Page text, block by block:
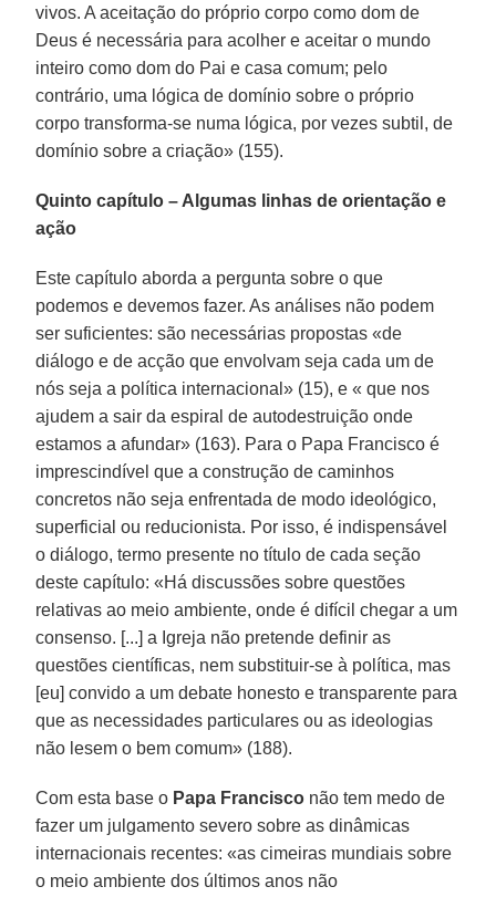
vivos. A aceitação do próprio corpo como dom de
Deus é necessária para acolher e aceitar o mundo
inteiro como dom do Pai e casa comum; pelo
contrário, uma lógica de domínio sobre o próprio
corpo transforma-se numa lógica, por vezes subtil, de
domínio sobre a criação» (155).
Quinto capítulo – Algumas linhas de orientação e
ação
Este capítulo aborda a pergunta sobre o que
podemos e devemos fazer. As análises não podem
ser suficientes: são necessárias propostas «de
diálogo e de acção que envolvam seja cada um de
nós seja a política internacional» (15), e « que nos
ajudem a sair da espiral de autodestruição onde
estamos a afundar» (163). Para o Papa Francisco é
imprescindível que a construção de caminhos
concretos não seja enfrentada de modo ideológico,
superficial ou reducionista. Por isso, é indispensável
o diálogo, termo presente no título de cada seção
deste capítulo: «Há discussões sobre questões
relativas ao meio ambiente, onde é difícil chegar a um
consenso. [...] a Igreja não pretende definir as
questões científicas, nem substituir-se à política, mas
[eu] convido a um debate honesto e transparente para
que as necessidades particulares ou as ideologias
não lesem o bem comum» (188).
Com esta base o Papa Francisco não tem medo de
fazer um julgamento severo sobre as dinâmicas
internacionais recentes: «as cimeiras mundiais sobre
o meio ambiente dos últimos anos não